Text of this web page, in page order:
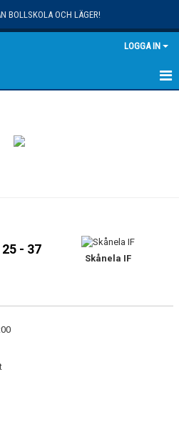
BOLLSKOLA OCH LÄGER!
LOGGA IN
25 - 37
Skånela IF